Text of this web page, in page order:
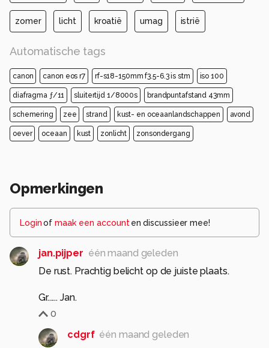
zomer licht kroatië umag istrië
Automatische tags
canon canon eos r7 rf-s18-150mm f3.5-6.3 is stm iso 100
diafragma ƒ/11 sluitertijd 1/8000s brandpuntafstand 43mm
schemering zee strand kust- en oceaanlandschappen avond
oever oceaan kust zonlicht zonsondergang
Opmerkingen
Loginof maak een account en discussieer mee!
jan.pijper één maand geleden
De rust. Prachtig belicht op de juiste plaats.
Gr...... Jan.
0
cdgrf één maand geleden